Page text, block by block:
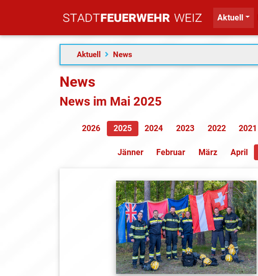
Aktuell
Aktuell News
News
News im Mai 2025
2026 2025 2024 2023 2022 2021
Jänner Februar März April